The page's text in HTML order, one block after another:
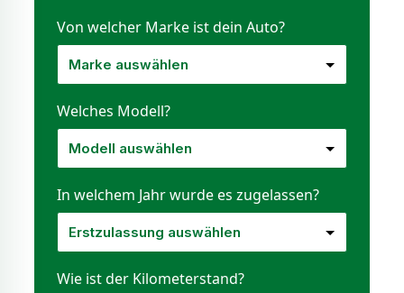
Von welcher Marke ist dein Auto?
Welches Modell?
In welchem Jahr wurde es zugelassen?
Wie ist der Kilometerstand?